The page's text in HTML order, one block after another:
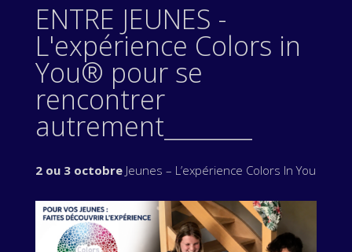
ENTRE JEUNES -
L'expérience Colors in
You® pour se
rencontrer
autrement________
2 ou 3 octobre Jeunes – L’expérience Colors In You